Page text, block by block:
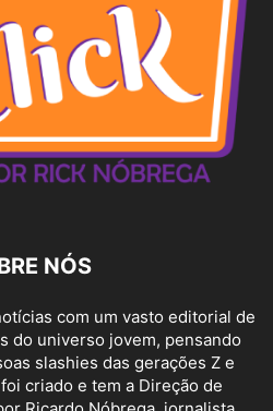
NÓS
com um vasto editorial de
do universo jovem, pensando
slashies das gerações Z e
criado e tem a Direção de